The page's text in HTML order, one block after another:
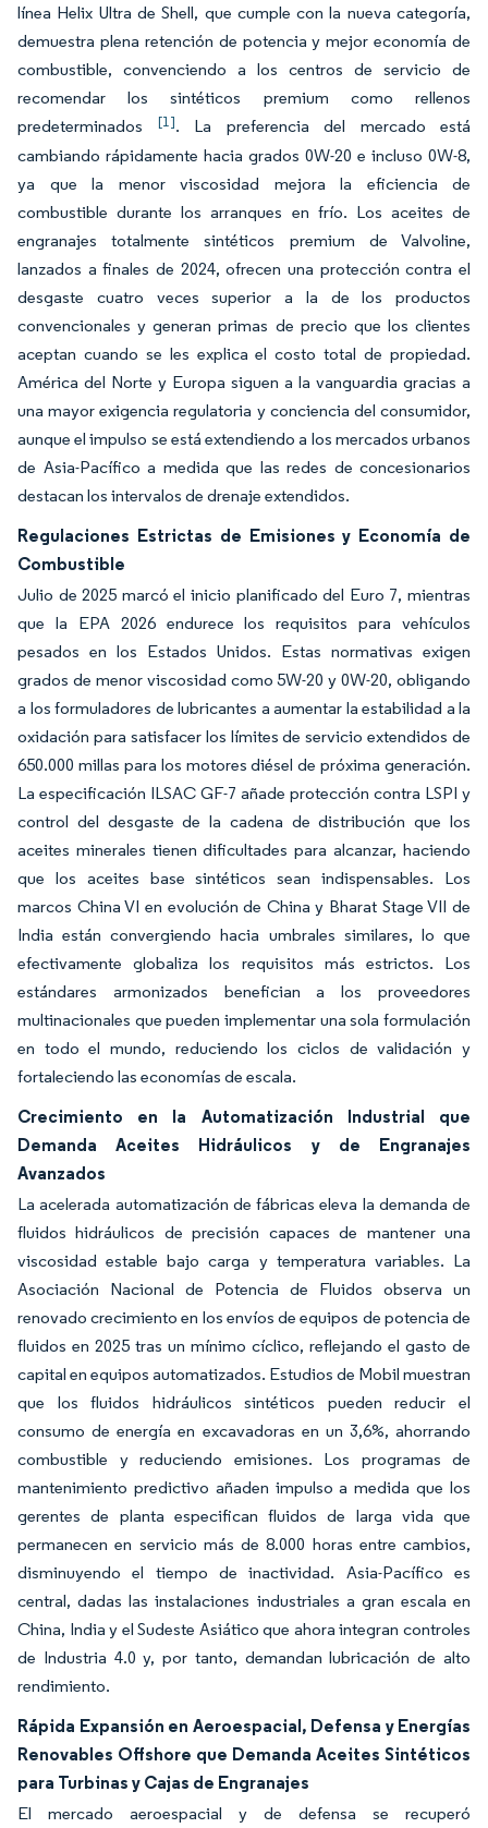
línea Helix Ultra de Shell, que cumple con la nueva categoría,
demuestra plena retención de potencia y mejor economía de
combustible, convenciendo a los centros de servicio de
recomendar los sintéticos premium como rellenos
predeterminados [1]. La preferencia del mercado está
cambiando rápidamente hacia grados 0W-20 e incluso 0W-8,
ya que la menor viscosidad mejora la eficiencia de
combustible durante los arranques en frío. Los aceites de
engranajes totalmente sintéticos premium de Valvoline,
lanzados a finales de 2024, ofrecen una protección contra el
desgaste cuatro veces superior a la de los productos
convencionales y generan primas de precio que los clientes
aceptan cuando se les explica el costo total de propiedad.
América del Norte y Europa siguen a la vanguardia gracias a
una mayor exigencia regulatoria y conciencia del consumidor,
aunque el impulso se está extendiendo a los mercados urbanos
de Asia-Pacífico a medida que las redes de concesionarios
destacan los intervalos de drenaje extendidos.
Regulaciones Estrictas de Emisiones y Economía de
Combustible
Julio de 2025 marcó el inicio planificado del Euro 7, mientras
que la EPA 2026 endurece los requisitos para vehículos
pesados en los Estados Unidos. Estas normativas exigen
grados de menor viscosidad como 5W-20 y 0W-20, obligando
a los formuladores de lubricantes a aumentar la estabilidad a la
oxidación para satisfacer los límites de servicio extendidos de
650.000 millas para los motores diésel de próxima generación.
La especificación ILSAC GF-7 añade protección contra LSPI y
control del desgaste de la cadena de distribución que los
aceites minerales tienen dificultades para alcanzar, haciendo
que los aceites base sintéticos sean indispensables. Los
marcos China VI en evolución de China y Bharat Stage VII de
India están convergiendo hacia umbrales similares, lo que
efectivamente globaliza los requisitos más estrictos. Los
estándares armonizados benefician a los proveedores
multinacionales que pueden implementar una sola formulación
en todo el mundo, reduciendo los ciclos de validación y
fortaleciendo las economías de escala.
Crecimiento en la Automatización Industrial que
Demanda Aceites Hidráulicos y de Engranajes
Avanzados
La acelerada automatización de fábricas eleva la demanda de
fluidos hidráulicos de precisión capaces de mantener una
viscosidad estable bajo carga y temperatura variables. La
Asociación Nacional de Potencia de Fluidos observa un
renovado crecimiento en los envíos de equipos de potencia de
fluidos en 2025 tras un mínimo cíclico, reflejando el gasto de
capital en equipos automatizados. Estudios de Mobil muestran
que los fluidos hidráulicos sintéticos pueden reducir el
consumo de energía en excavadoras en un 3,6%, ahorrando
combustible y reduciendo emisiones. Los programas de
mantenimiento predictivo añaden impulso a medida que los
gerentes de planta especifican fluidos de larga vida que
permanecen en servicio más de 8.000 horas entre cambios,
disminuyendo el tiempo de inactividad. Asia-Pacífico es
central, dadas las instalaciones industriales a gran escala en
China, India y el Sudeste Asiático que ahora integran controles
de Industria 4.0 y, por tanto, demandan lubricación de alto
rendimiento.
Rápida Expansión en Aeroespacial, Defensa y Energías
Renovables Offshore que Demanda Aceites Sintéticos
para Turbinas y Cajas de Engranajes
El mercado aeroespacial y de defensa se recuperó